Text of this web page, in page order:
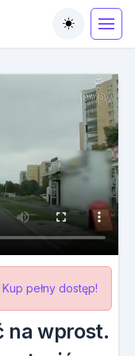
Toggle
Kup pełny dostęp!
na wprost.